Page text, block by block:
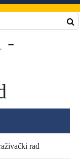
-
rad